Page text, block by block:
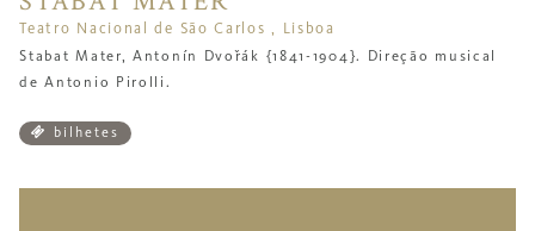
Teatro Nacional de São Carlos , Lisboa
Stabat Mater, Antonín
Dvořák {1841-1904}. Direção musical
deAntonio Pirolli.
bilhetes